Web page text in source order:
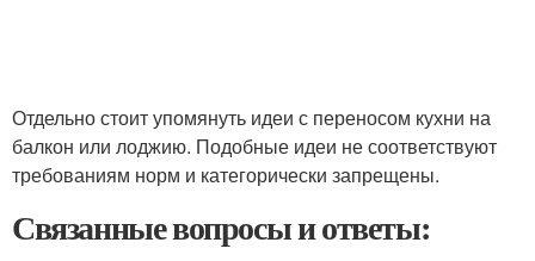
Отдельно стоит упомянуть идеи с переносом кухни на
балкон или лоджию. Подобные идеи не соответствуют
требованиям норм и категорически запрещены.
Связанные вопросы и ответы: